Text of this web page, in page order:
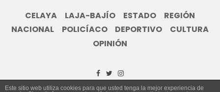
CELAYA LAJA-BAJÍO ESTADO
REGIÓN
NACIONAL
POLICÍACO DEPORTIVO
CULTURA
OPINIÓN
Este sitio web utiliza cookies para que usted tenga la mejor experiencia de